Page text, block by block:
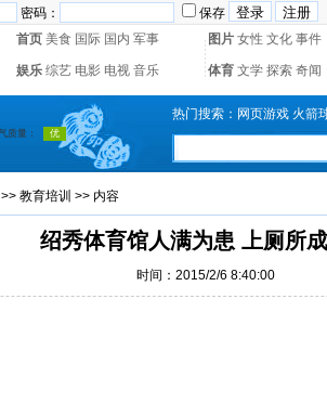
密码：
保存
首页 美食 国际 国内 军事 图片 女性 文化 事件
娱乐 综艺 电影 电视 音乐 体育 文学 探索 奇闻
热门搜索： 网页游戏 火箭
>> 教育培训 >> 内容
绍秀体育馆人满为患 上厕所
时间：2015/2/6 8:40:00